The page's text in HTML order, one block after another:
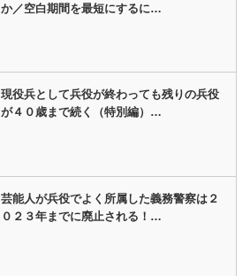
か／空白期間を最短にするに…
現役兵として兵役が終わっても残りの兵役
が４０歳まで続く（特別編）…
芸能人が兵役でよく所属した義務警察は２
０２３年までに廃止される！…